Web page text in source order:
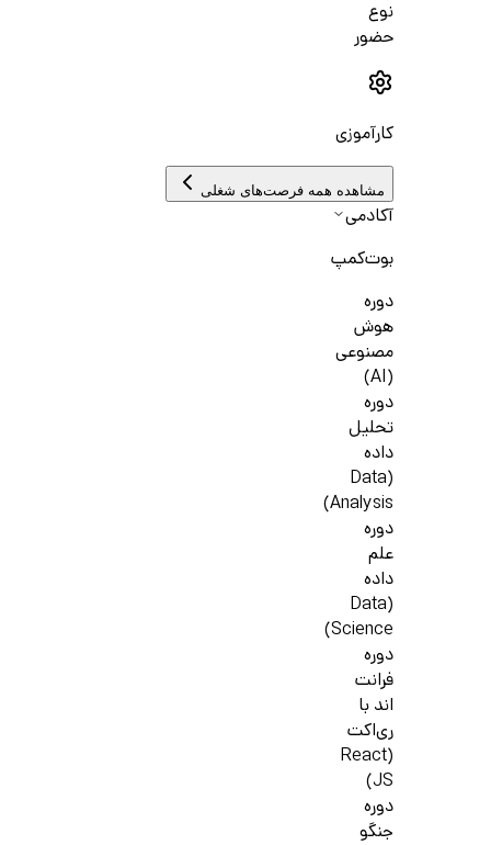
نوع
حضور
کارآموزی
مشاهده همه فرصت‌های شغلی
آکادمی
بوت‌کمپ
دوره
هوش
مصنوعی
(AI)
دوره
تحلیل
داده
(Data
Analysis)
دوره
علم
داده
(Data
Science)
دوره
فرانت
اند با
ری‌اکت
(React
JS)
دوره
جنگو